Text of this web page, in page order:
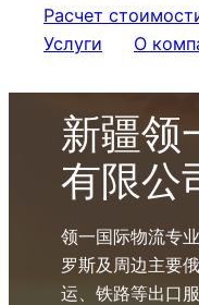
Расчет
Услуги
О
新疆领
有限公
领一国际物流专
罗斯及周边主要
运、铁路等出口